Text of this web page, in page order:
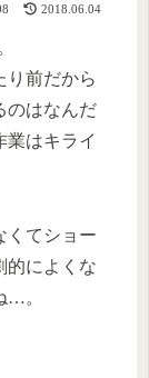
2018.06.04
り前だから
のはなんだ
業はキライ
くてショー
的によくな
…。